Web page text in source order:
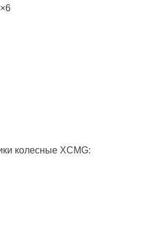
колесные XCMG: